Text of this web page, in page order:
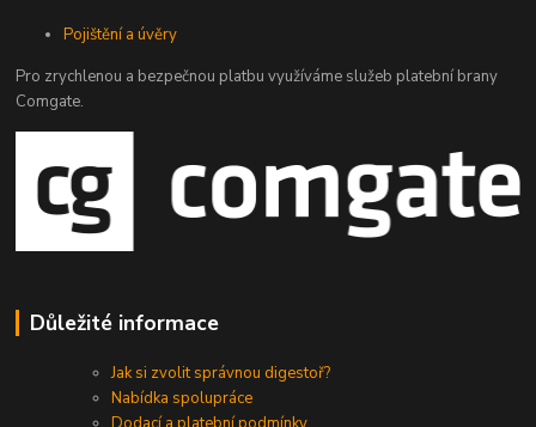
Pojištění a úvěry
Pro zrychlenou a bezpečnou platbu využíváme služeb platební brany
Comgate.
Důležité informace
Jak si zvolit správnou digestoř?
Nabídka spolupráce